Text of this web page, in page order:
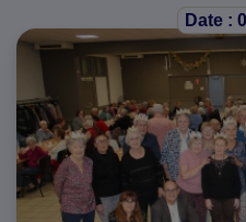
Date :